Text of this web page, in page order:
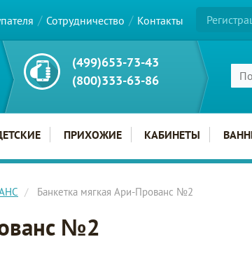
Сотрудничество Контакты
(499)653-73-43
(800)333-63-86
ПРИХОЖИЕ КАБИНЕТЫ
Банкетка мягкая Ари-Прованс №2
№2